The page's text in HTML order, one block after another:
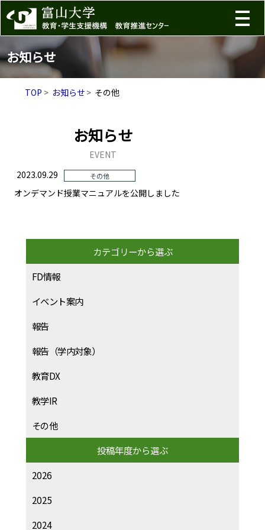
お知らせ
TOP お知らせ その他
カテゴリーから選ぶ
FD情報
イベント案内
報告
報告（学内対象）
教育DX
教学IR
その他
投稿年度から選ぶ
2026
2025
2024
お知らせ
EVENT
2023.09.29
その他
オンデマンド授業マニュアルを公開しました